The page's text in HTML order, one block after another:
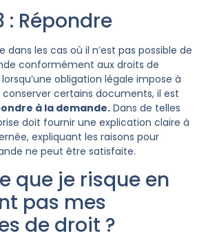
: Répondre
dans les cas où il n’est pas possible de
conformément aux droits de
obligation légale impose à
certains documents, il est
à la demande. Dans de telles
doit fournir une explication claire à
expliquant les raisons pour
ne peut être satisfaite.
que je risque en
pas mes
de droit ?